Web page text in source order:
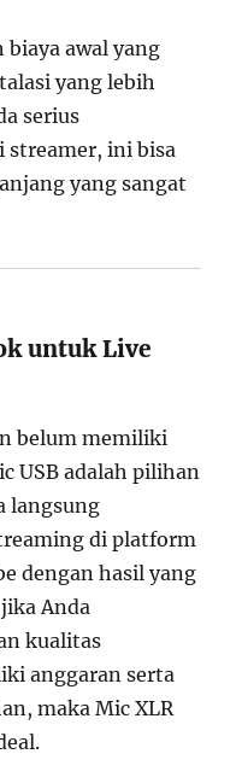
biaya awal yang
yang lebih
serius
streamer, ini bisa
yang sangat
untuk Live
belum memiliki
USB adalah pilihan
langsung
di platform
dengan hasil yang
Anda
kualitas
anggaran serta
maka Mic XLR